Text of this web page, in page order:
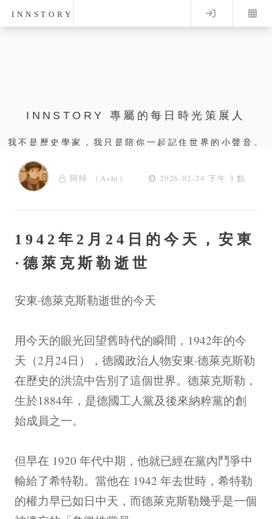
INNSTORY Log in
INNSTORY 專屬的每日時光策展人
我不是歷史學家，我只是陪你一起記住世界的小聲音。
阿時 （Ashi） 2026-02-24 下午 3 點
1942年2月24日的今天，安東
·德萊克斯勒逝世
安東·德萊克斯勒逝世的今天
用今天的眼光回望舊時代的瞬間，1942年的今
天（2月24日），德國政治人物安東·德萊克斯勒
在歷史的洪流中告別了這個世界。德萊克斯勒，
生於1884年，是德國工人黨及後來納粹黨的創
始成員之一。
但早在 1920 年代中期，他就已經在黨內鬥爭中
輸給了希特勒。當他在 1942 年去世時，希特勒
的權力早已如日中天，而德萊克斯勒幾乎是一個